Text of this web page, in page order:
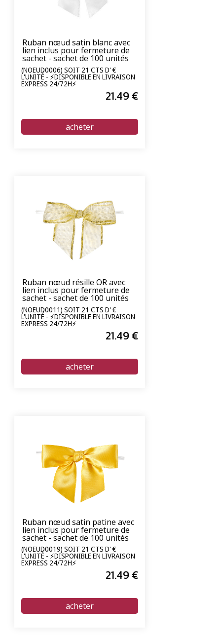
Ruban nœud satin blanc avec
lien inclus pour fermeture de
sachet - sachet de 100 unités
(NOEUD0006) SOIT 21 CTS D' €
L'UNITÉ - ⚡DISPONIBLE EN LIVRAISON
EXPRESS 24/72H⚡
21.49 €
Ruban nœud résille OR avec
lien inclus pour fermeture de
sachet - sachet de 100 unités
(NOEUD0011) SOIT 21 CTS D' €
L'UNITÉ - ⚡DISPONIBLE EN LIVRAISON
EXPRESS 24/72H⚡
21.49 €
Ruban nœud satin patine avec
lien inclus pour fermeture de
sachet - sachet de 100 unités
(NOEUD0019) SOIT 21 CTS D' €
L'UNITÉ - ⚡DISPONIBLE EN LIVRAISON
EXPRESS 24/72H⚡
21.49 €